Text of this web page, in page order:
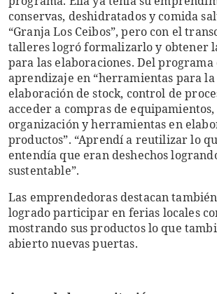
conservas, deshidratados y comida
“Granja Los Ceibos”, pero con el
talleres logró formalizarlo y obtener
para las elaboraciones. Del programa
aprendizaje en “herramientas para
elaboración de stock, control de
acceder a compras de
organización y herramientas en
productos”. “Aprendí a reutilizar lo
entendía que eran deshechos
sustentable”.
Las emprendedoras destacan
logrado participar en ferias locales
mostrando sus productos lo que
abierto nuevas puertas.